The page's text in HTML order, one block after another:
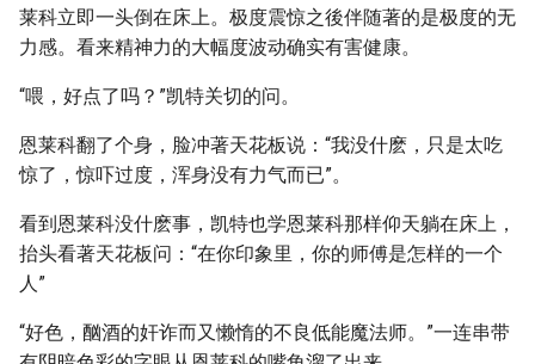
莱科立即一头倒在床上。极度震惊之後伴随著的是极度的无
力感。看来精神力的大幅度波动确实有害健康。
“喂，好点了吗？”凯特关切的问。
恩莱科翻了个身，脸冲著天花板说：“我没什麽，只是太吃
惊了，惊吓过度，浑身没有力气而已”。
看到恩莱科没什麽事，凯特也学恩莱科那样仰天躺在床上，
抬头看著天花板问：“在你印象里，你的师傅是怎样的一个
人”
“好色，酗酒的奸诈而又懒惰的不良低能魔法师。”一连串带